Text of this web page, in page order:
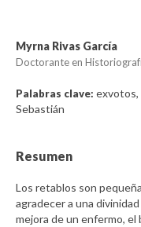
Myrna Rivas García
Doctorante en
Palabras clave: exvotos,
Sebastián
Resumen
Los retablos son
agradecer a una
mejora de un enfermo, el